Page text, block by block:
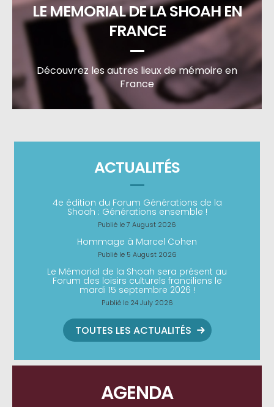
LE MEMORIAL DE LA SHOAH EN
FRANCE
Découvrez les autres lieux de mémoire en
France
ACTUALITÉS
4e édition du Forum Générations de la
Shoah : Générations ensemble !
Publié le 7 August 2026
Hommage à Marcel Cohen
Publié le 5 August 2026
Le Mémorial de la Shoah sera présent au
Forum des loisirs culturels franciliens le
mardi 15 septembre 2026 !
Publié le 24 July 2026
TOUTES LES ACTUALITÉS